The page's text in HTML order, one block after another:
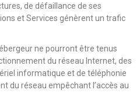
de défaillance de ses
et Services génèrent un trafic
ne pourront être tenus
du réseau Internet, des
informatique et de téléphonie
du réseau empêchant l’accès au